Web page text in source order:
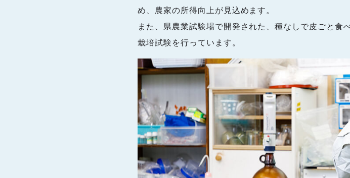
め、農家の所得向上が見込めます。
また、県農業試験場で開発された、種なしで皮ごと
栽培試験を行っています。